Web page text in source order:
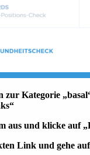
zur Kategorie
aus und klicke auf
Link und gehe